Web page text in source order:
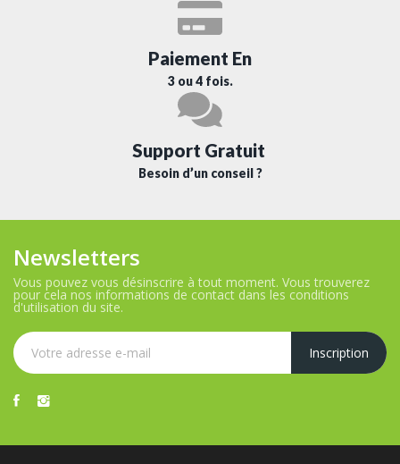
Paiement En
3 ou 4 fois.
Support Gratuit
Besoin d’un conseil ?
Newsletters
Vous pouvez vous désinscrire à tout moment. Vous trouverez
pour cela nos informations de contact dans les conditions
d'utilisation du site.